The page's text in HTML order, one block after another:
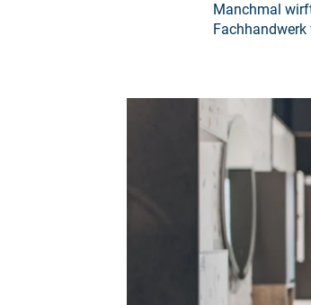
Manchmal